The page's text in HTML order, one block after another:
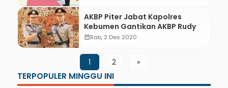
AKBP Piter Jabat Kapolres
Kebumen Gantikan AKBP Rudy
calendar_monthRab, 2 Des 2020
1 2 »
TERPOPULER MINGGU INI